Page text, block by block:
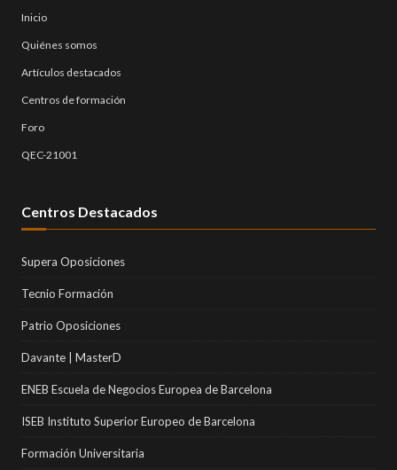
Inicio
Quiénes somos
Artículos destacados
Centros de formación
Foro
QEC-21001
Centros Destacados
Supera Oposiciones
Tecnio Formación
Patrio Oposiciones
Davante | MasterD
ENEB Escuela de Negocios Europea de Barcelona
ISEB Instituto Superior Europeo de Barcelona
Formación Universitaria